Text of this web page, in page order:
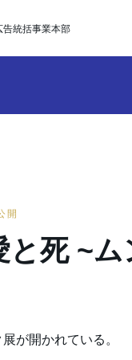
告統括事業本部
開
死 ~ム
が開かれている。